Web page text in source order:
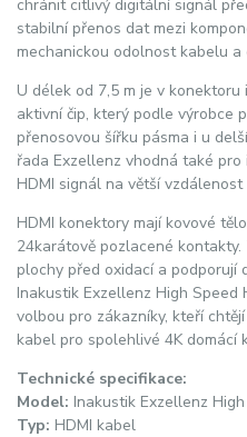
chránit citlivý digitální signál
stabilní přenos dat mezi
mechanickou odolnost kabelu
U délek od 7,5 m je v
aktivní čip, který podle výrobce
přenosovou šířku pásma i u
řada Exzellenz vhodná také
HDMI signál na větší
HDMI konektory mají kovové
24karátově pozlacené
plochy před oxidací a podporují
Inakustik Exzellenz High
volbou pro zákazníky, kteří
kabel pro spolehlivé 4K domácí
Technické specifikace:
Model: Inakustik Exzellenz
Typ: HDMI kabel